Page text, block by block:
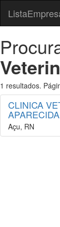
1 resultados.
CLINICA
APARECIDA
Açu, RN